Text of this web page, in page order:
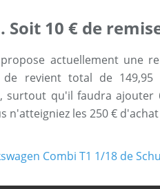
Soit 10 € de
propose actuellement une
revient total de 149,95
surtout qu'il faudra ajouter
n'atteigniez les 250 € d'achat